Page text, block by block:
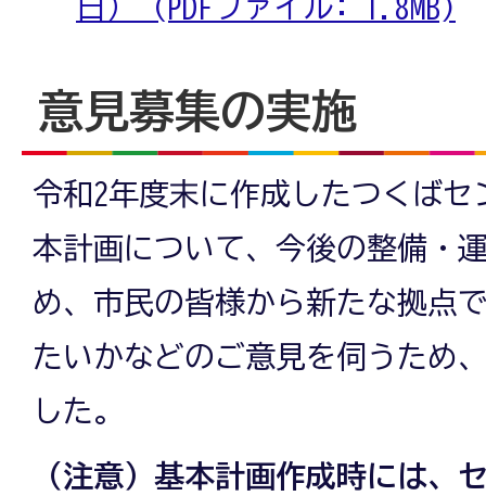
意見募集の実施
令和2年度末に作成したつくば
本計画について、今後の整備・
め、市民の皆様から新たな拠点
たいかなどのご意見を伺うため
した。
（注意）基本計画作成時には、